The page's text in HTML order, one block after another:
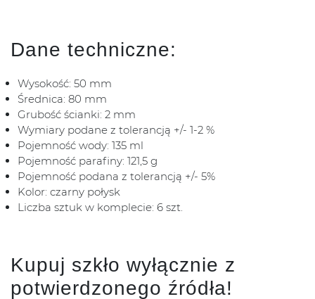
Dane techniczne:
Wysokość: 50 mm
Średnica: 80 mm
Grubość ścianki: 2 mm
Wymiary podane z tolerancją +/- 1-2 %
Pojemność wody: 135 ml
Pojemność parafiny: 121,5 g
Pojemność podana z tolerancją +/- 5%
Kolor: czarny połysk
Liczba sztuk w komplecie: 6 szt.
Kupuj szkło wyłącznie z
potwierdzonego źródła!